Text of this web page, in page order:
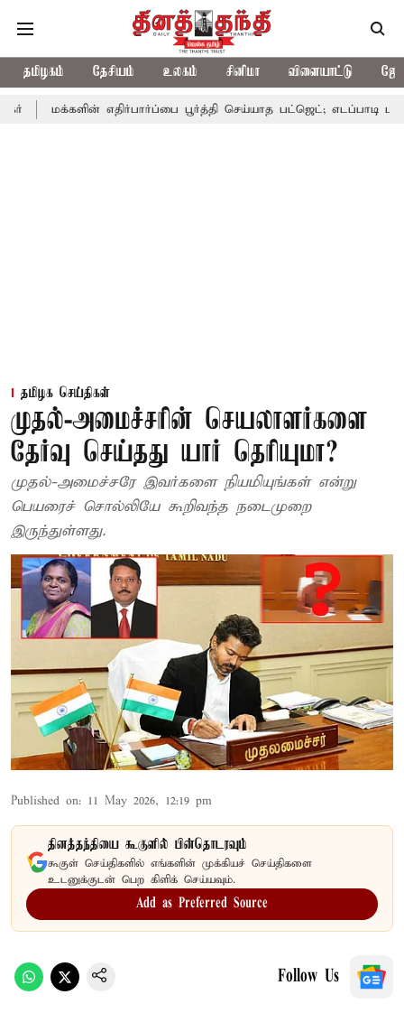
தமிழகம் தேசியம் உலகம் சினிமா விளையாட்டு
எதிர்பார்ப்பை பூர்த்தி செய்யாத பட்ஜெட்; எடப்பாடி பழனிசாமி
தமிழக செய்திகள்
முதல்-அமைச்சரின் செயலாளர்களை
தேர்வு செய்தது யார் தெரியுமா?
முதல்-அமைச்சரே இவர்களை நியமியுங்கள் என்று
பெயரைச் சொல்லியே கூறிவந்த நடைமுறை
இருந்துள்ளது.
Published on: 11 May 2026, 12:19 pm
தினத்தந்தியை கூகுளில் பின்தொடரவும்
கூகுள் செய்திகளில் எங்களின் முக்கியச் செய்திகளை
உடனுக்குடன் பெற கிளிக் செய்யவும்.
Add as Preferred Source
Follow Us